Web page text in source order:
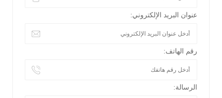
عنوان البريد الإلكتروني:
رقم الهاتف:
الرسالة: